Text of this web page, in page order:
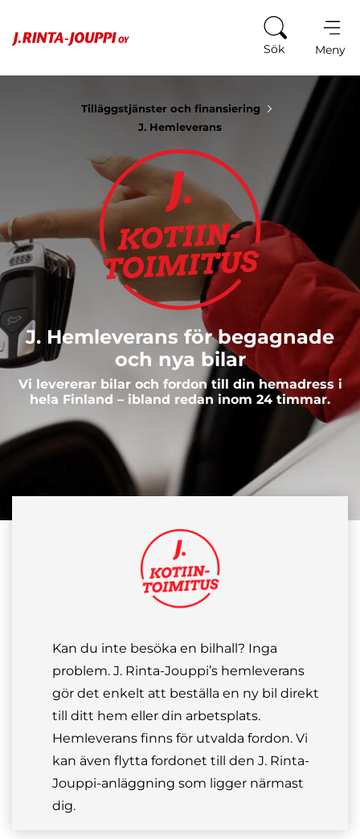
Sök Meny
Tilläggstjänster och finansiering
J. Hemleverans
J. Hemleverans för begagnade
och nya bilar
Vi levererar bilar och fordon till din hemadress i
hela Finland – ibland redan inom 24 timmar.
Kan du inte besöka en bilhall? Inga
problem. J. Rinta-Jouppi’s hemleverans
gör det enkelt att beställa en ny bil direkt
till ditt hem eller din arbetsplats.
Hemleverans finns för utvalda fordon. Vi
kan även flytta fordonet till den J. Rinta-
Jouppi-anläggning som ligger närmast
dig.